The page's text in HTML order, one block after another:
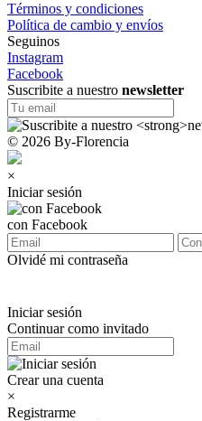
Términos y condiciones
Política de cambio y envíos
Seguinos
Instagram
Facebook
Suscribite a nuestro newsletter
© 2026 By-Florencia
×
Iniciar sesión
con Facebook
Olvidé mi contraseña
Iniciar sesión
Continuar como invitado
Crear una cuenta
×
Registrarme